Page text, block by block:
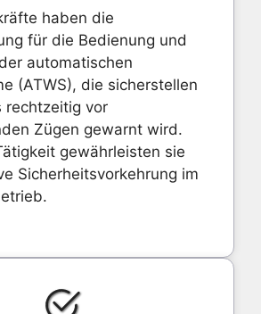
haben die
für die Bedienung und
automatischen
(ATWS), die sicherstellen
rechtzeitig vor
Zügen gewarnt wird.
gewährleisten sie
Sicherheitsvorkehrung im